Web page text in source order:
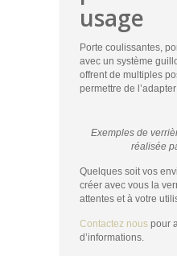
usage
Porte coulissantes,
avec un système
offrent de multiples
permettre de
Exemples de
réalisée
Quelques soit vos
créer avec vous la
attentes et à votre
Contactez nous pour
d’informations.